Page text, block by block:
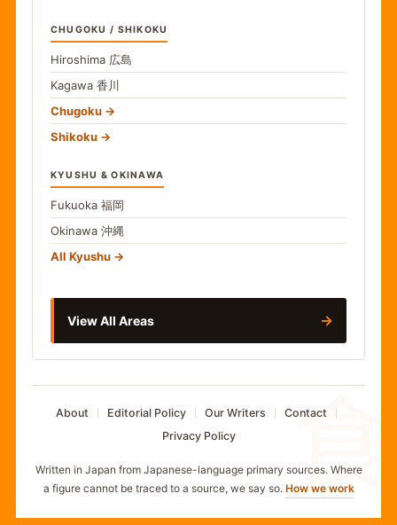
食
CHUGOKU / SHIKOKU
Hiroshima 広島
Kagawa 香川
Chugoku
Shikoku
KYUSHU & OKINAWA
Fukuoka 福岡
Okinawa 沖縄
All Kyushu
View All Areas →
About Editorial Policy Our Writers
Contact
Privacy Policy
Written in Japan from Japanese-language primary sources. Where
a figure cannot be traced to a source, we say so. How we work